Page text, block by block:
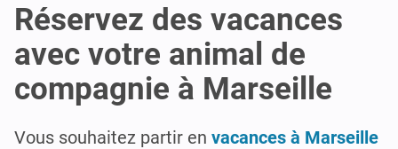
Réservez des vacances
avec votre animal de
compagnie à Marseille
Vous souhaitez partir en vacances à Marseille